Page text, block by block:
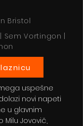
Bristol
Vortingon |
uspešne
dolazi novi napeti
u glavnim
Jovovič,